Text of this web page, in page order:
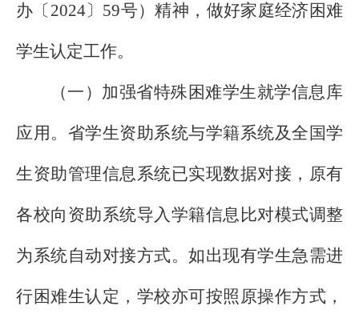
办〔 2024〕 59号）精神，做好家庭经济困难
学生认定工作。
（一）加强省特殊困难学生就学信息库
应用。省学生资助系统与学籍系统及全国学
生资助管理信息系统已实现数据对接，原有
各校向资助系统导入学籍信息比对模式调整
为系统自动对接方式。如出现有学生急需进
行困难生认定，学校亦可按照原操作方式，